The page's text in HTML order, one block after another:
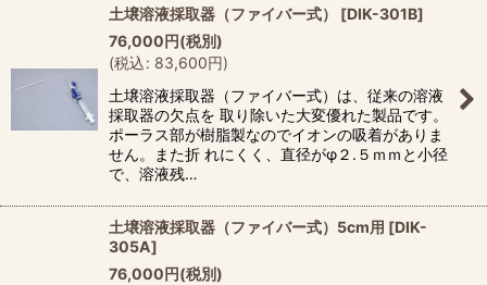
土壌溶液採取器（ファイバー式） [DIK-301B]
76,000円(税別)
(税込: 83,600円)
土壌溶液採取器（ファイバー式）は、従来の溶液
採取器の欠点を 取り除いた大変優れた製品です。
ポーラス部が樹脂製なのでイオンの吸着がありま
せん。また折 れにくく、直径がφ２.５ｍｍと小径
で、溶液残…
土壌溶液採取器（ファイバー式）5cm用 [DIK-
305A]
76,000円(税別)